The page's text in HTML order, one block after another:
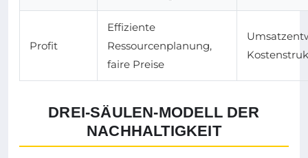
Profit
Effiziente
Ressourcenplanung,
faire Preise
DREI-SÄULEN-MODELL DER
NACHHALTIGKEIT